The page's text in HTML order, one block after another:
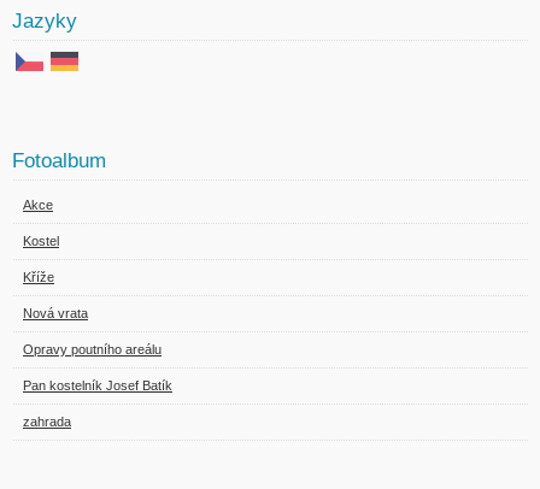
Jazyky
Fotoalbum
Akce
Kostel
Kříže
Nová vrata
Opravy poutního areálu
Pan kostelník Josef Batík
zahrada